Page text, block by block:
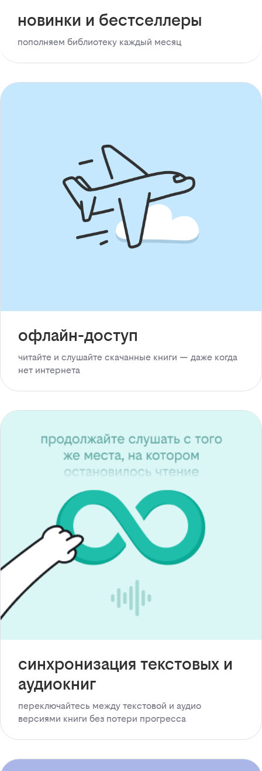
новинки и бестселлеры
пополняем библиотеку каждый месяц
офлайн-доступ
читайте и слушайте скачанные книги — даже когда
нет интернета
синхронизация текстовых и
аудиокниг
переключайтесь между текстовой и аудио
версиями книги без потери прогресса